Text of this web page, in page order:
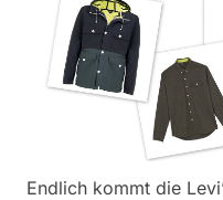
Endlich kommt die